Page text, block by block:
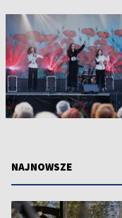
NAJNOWSZE